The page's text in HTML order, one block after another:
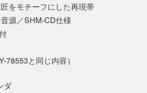
をモチーフにした再現帯
源／SHM-CD仕様
78553と同じ内容）
ダ